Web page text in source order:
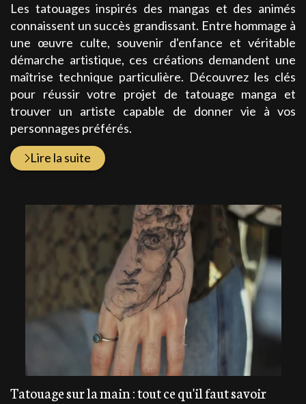
Les tatouages inspirés des mangas et des animés
connaissent un succès grandissant. Entre hommage à
une œuvre culte, souvenir d'enfance et véritable
démarche artistique, ces créations demandent une
maîtrise technique particulière. Découvrez les clés
pour réussir votre projet de tatouage manga et
trouver un artiste capable de donner vie à vos
personnages préférés.
Lire la suite
Tatouage sur la main : tout ce qu'il faut savoir